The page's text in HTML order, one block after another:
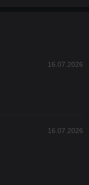
16.07.2026
16.07.2026